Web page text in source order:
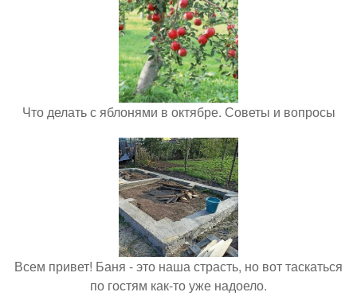
Что делать с яблонями в октябре. Советы и вопросы
Всем привет! Баня - это наша страсть, но вот таскаться
по гостям как-то уже надоело.